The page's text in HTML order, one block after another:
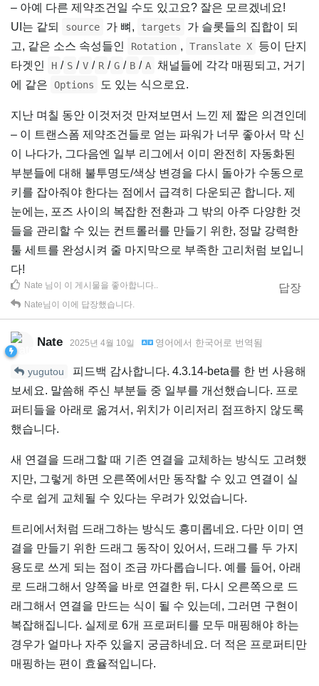
– 아예 다른 제약조건일 수도 있고요? 잘은 모르겠네요!
UI는 같되
source 가 뼈, targets
가 슬롯들의 집합이 되
고, 같은 소스 속성들인
Rotation , Translate X
등이 단지
타겟인
H / S / V / R / G / B / A
채널들에 각각 매핑되고, 거기
에 같은
Options 도 있는 식으로요.
지난 며칠 동안 이것저것 만져보면서 느낀 제 짧은 의견인데
– 이 트랜스폼 제약조건들로 얻는 파워가 너무 좋아서 막 신
이 나다가, 그다음엔 일부 리그에서 이미 완전히 자동화된
부분들에 대해 불투명도/색상 변경을 다시 돌아가 수동으로
키를 잡아줘야 한다는 점에서 급격히 다운되곤 합니다. 제
눈에는, 포즈 사이의 복잡한 전환과 그 밖의 아주 다양한 것
들을 관리할 수 있는 컨트롤러를 만들기 위한, 정말 강력한
툴 세트를 완성시켜 줄 마지막으로 부족한 고리처럼 보입니
다!
답장
Nate 님이 이 게시물을 좋아합니다.
Nate님이 이에 답장했습니다.
Nate 2025년 4월 10일 영어 에서 한국어 로 번역됨
yugutou
피드백 감사합니다. 4.3.14-beta를 한 번 사용해
보세요. 말씀해 주신 부분들 중 일부를 개선했습니다. 프로
퍼티들을 아래로 옮겨서, 위치가 이리저리 점프하지 않도록
했습니다.
새 연결을 드래그할 때 기존 연결을 교체하는 방식도 고려했
지만, 그렇게 하면 오른쪽에서만 동작할 수 있고 연결이 실
수로 쉽게 교체될 수 있다는 우려가 있었습니다.
트리에서처럼 드래그하는 방식도 흥미롭네요. 다만 이미 연
결을 만들기 위한 드래그 동작이 있어서, 드래그를 두 가지
용도로 쓰게 되는 점이 조금 까다롭습니다. 예를 들어, 아래
로 드래그해서 양쪽을 바로 연결한 뒤, 다시 오른쪽으로 드
래그해서 연결을 만드는 식이 될 수 있는데, 그러면 구현이
복잡해집니다. 실제로 6개 프로퍼티를 모두 매핑해야 하는
경우가 얼마나 자주 있을지 궁금하네요. 더 적은 프로퍼티만
매핑하는 편이 효율적입니다.